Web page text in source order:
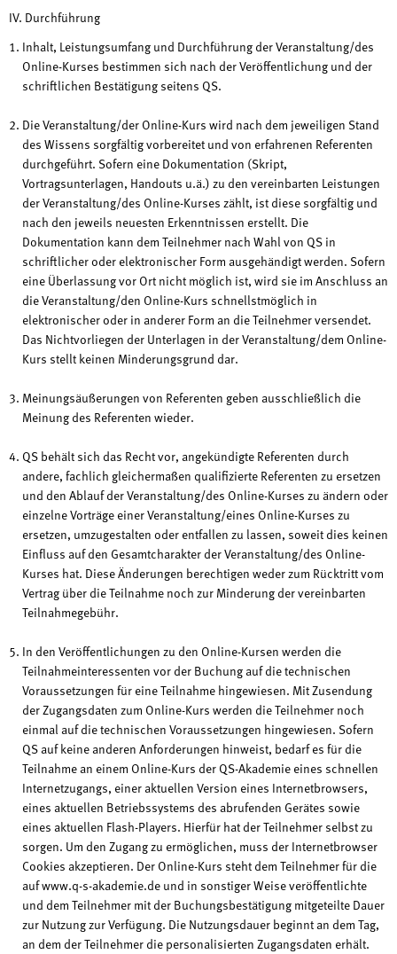
IV. Durchführung
Inhalt, Leistungsumfang und Durchführung der Veranstaltung/des
Online-Kurses bestimmen sich nach der Veröffentlichung und der
schriftlichen Bestätigung seitens QS.
Die Veranstaltung/der Online-Kurs wird nach dem jeweiligen Stand
des Wissens sorgfältig vorbereitet und von erfahrenen Referenten
durchgeführt. Sofern eine Dokumentation (Skript,
Vortragsunterlagen, Handouts u.ä.) zu den vereinbarten Leistungen
der Veranstaltung/des Online-Kurses zählt, ist diese sorgfältig und
nach den jeweils neuesten Erkenntnissen erstellt. Die
Dokumentation kann dem Teilnehmer nach Wahl von QS in
schriftlicher oder elektronischer Form ausgehändigt werden. Sofern
eine Überlassung vor Ort nicht möglich ist, wird sie im Anschluss an
die Veranstaltung/den Online-Kurs schnellstmöglich in
elektronischer oder in anderer Form an die Teilnehmer versendet.
Das Nichtvorliegen der Unterlagen in der Veranstaltung/dem Online-
Kurs stellt keinen Minderungsgrund dar.
Meinungsäußerungen von Referenten geben ausschließlich die
Meinung des Referenten wieder.
QS behält sich das Recht vor, angekündigte Referenten durch
andere, fachlich gleichermaßen qualifizierte Referenten zu ersetzen
und den Ablauf der Veranstaltung/des Online-Kurses zu ändern oder
einzelne Vorträge einer Veranstaltung/eines Online-Kurses zu
ersetzen, umzugestalten oder entfallen zu lassen, soweit dies keinen
Einfluss auf den Gesamtcharakter der Veranstaltung/des Online-
Kurses hat. Diese Änderungen berechtigen weder zum Rücktritt vom
Vertrag über die Teilnahme noch zur Minderung der vereinbarten
Teilnahmegebühr.
In den Veröffentlichungen zu den Online-Kursen werden die
Teilnahmeinteressenten vor der Buchung auf die technischen
Voraussetzungen für eine Teilnahme hingewiesen. Mit Zusendung
der Zugangsdaten zum Online-Kurs werden die Teilnehmer noch
einmal auf die technischen Voraussetzungen hingewiesen. Sofern
QS auf keine anderen Anforderungen hinweist, bedarf es für die
Teilnahme an einem Online-Kurs der QS-Akademie eines schnellen
Internetzugangs, einer aktuellen Version eines Internetbrowsers,
eines aktuellen Betriebssystems des abrufenden Gerätes sowie
eines aktuellen Flash-Players. Hierfür hat der Teilnehmer selbst zu
sorgen. Um den Zugang zu ermöglichen, muss der Internetbrowser
Cookies akzeptieren. Der Online-Kurs steht dem Teilnehmer für die
auf www.q-s-akademie.de und in sonstiger Weise veröffentlichte
und dem Teilnehmer mit der Buchungsbestätigung mitgeteilte Dauer
zur Nutzung zur Verfügung. Die Nutzungsdauer beginnt an dem Tag,
an dem der Teilnehmer die personalisierten Zugangsdaten erhält.